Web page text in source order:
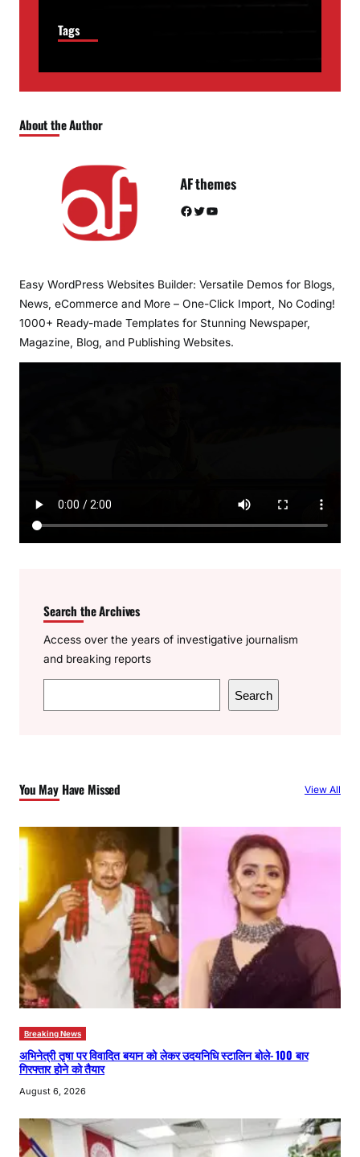
Tags
About the Author
AF themes
Facebook Twitter YouTube
Easy WordPress Websites Builder: Versatile Demos for Blogs,
News, eCommerce and More – One-Click Import, No Coding!
1000+ Ready-made Templates for Stunning Newspaper,
Magazine, Blog, and Publishing Websites.
Search the Archives
Access over the years of investigative journalism
and breaking reports
e
h
Search
You May Have Missed View All
Breaking News
अभिनेत्री तृषा पर विवादित बयान को लेकर उदयनिधि स्टालिन बोले- 100 बार
गिरफ्तार होने को तैयार
August 6, 2026